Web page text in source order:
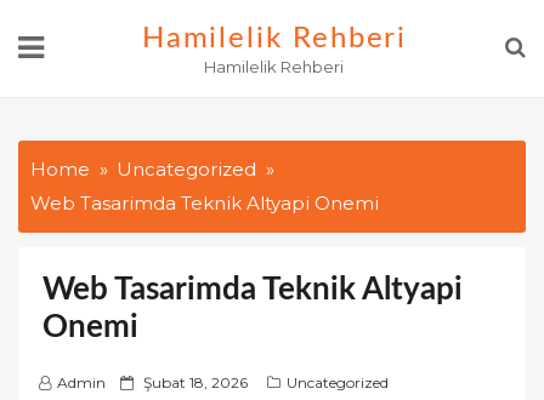
Hamilelik Rehberi
Hamilelik Rehberi
Home
Uncategorized
Web Tasarimda Teknik Altyapi Onemi
Web Tasarimda Teknik Altyapi
Onemi
Admin
P Şubat 18, 2026
Uncategorized